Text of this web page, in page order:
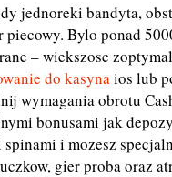
jednoreki bandyta,
Bylo ponad
– wiekszosc
do kasynaios lub
wymagania obrotu
bonusami jak
i mozesz
gier proba oraz